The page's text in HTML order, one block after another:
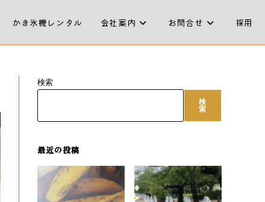
かき氷機レンタル 会社案内 お問合せ 採用
検索
検
索
最近の投稿